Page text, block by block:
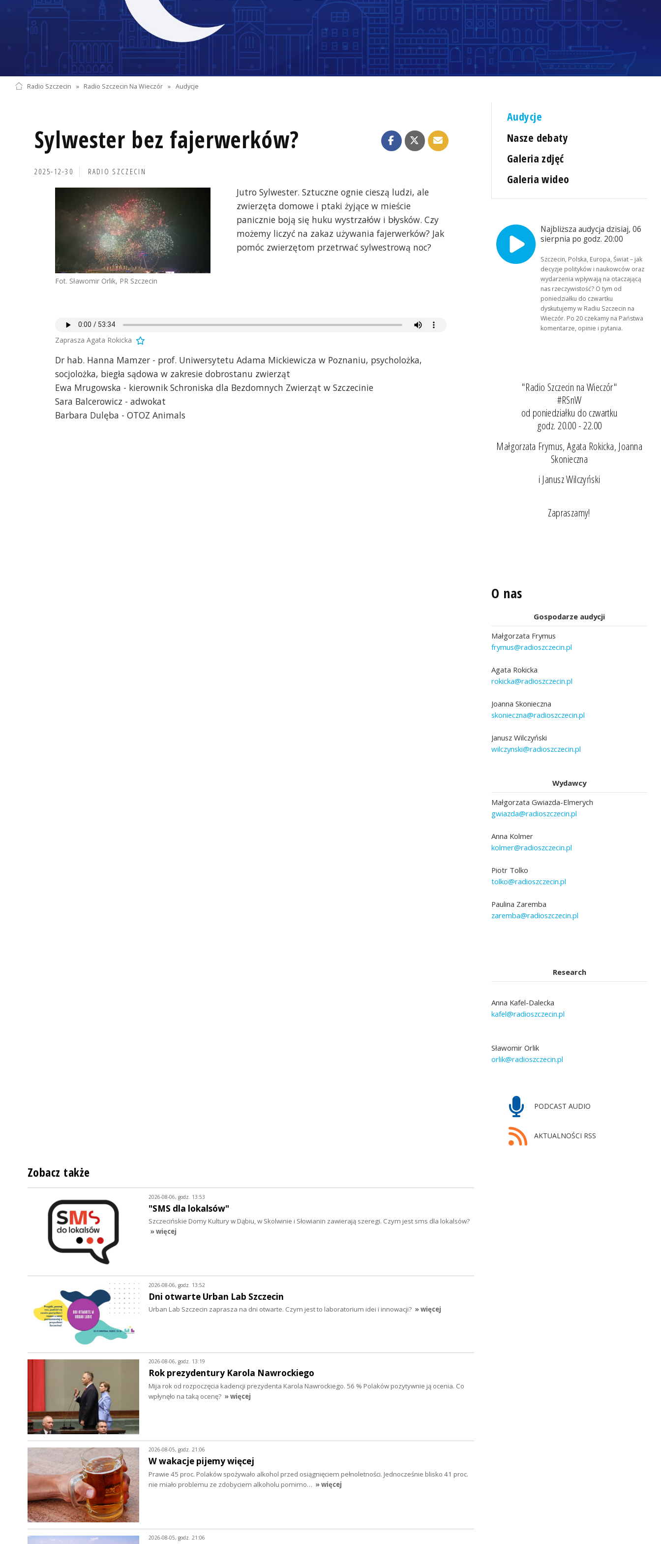
Radio Szczecin » Radio Szczecin Na Wieczór » Audycje
Sylwester bez fajerwerków?
2025-12-30 RADIO SZCZECIN
Fot. Sławomir Orlik, PR Szczecin
Jutro Sylwester. Sztuczne ognie cieszą ludzi, ale
zwierzęta domowe i ptaki żyjące w mieście
panicznie boją się huku wystrzałów i błysków. Czy
możemy liczyć na zakaz używania fajerwerków? Jak
pomóc zwierzętom przetrwać sylwestrową noc?
Zaprasza Agata Rokicka
Dr hab. Hanna Mamzer - prof. Uniwersytetu Adama Mickiewicza w Poznaniu, psycholożka,
socjolożka, biegła sądowa w zakresie dobrostanu zwierząt
Ewa Mrugowska - kierownik Schroniska dla Bezdomnych Zwierząt w Szczecinie
Sara Balcerowicz - adwokat
Barbara Dulęba - OTOZ Animals
Audycje
Nasze debaty
Galeria zdjęć
Galeria wideo
Najbliższa audycja dzisiaj, 06
sierpnia po godz. 20:00
Szczecin, Polska, Europa, Świat – jak
decyzje polityków i naukowców oraz
wydarzenia wpływają na otaczającą
nas rzeczywistość? O tym od
poniedziałku do czwartku
dyskutujemy w Radiu Szczecin na
Wieczór. Po 20 czekamy na Państwa
komentarze, opinie i pytania.
"Radio Szczecin na Wieczór"
#RSnW
od poniedziałku do czwartku
godz. 20.00 - 22.00
Małgorzata Frymus, Agata Rokicka, Joanna
Skonieczna
i Janusz Wilczyński
Zapraszamy!
O nas
Gospodarze audycji
Małgorzata Frymus
frymus@radioszczecin.pl
Agata Rokicka
rokicka@radioszczecin.pl
Joanna Skonieczna
skonieczna@radioszczecin.pl
Janusz Wilczyński
wilczynski@radioszczecin.pl
Wydawcy
Małgorzata Gwiazda-Elmerych
gwiazda@radioszczecin.pl
Anna Kolmer
kolmer@radioszczecin.pl
Piotr Tolko
tolko@radioszczecin.pl
Paulina Zaremba
zaremba@radioszczecin.pl
Research
Anna Kafel-Dalecka
kafel@radioszczecin.pl
Sławomir Orlik
orlik@radioszczecin.pl
PODCAST AUDIO
AKTUALNOŚCI RSS
Zobacz także
2026-08-06, godz. 13:53
"SMS dla lokalsów"
Szczecińskie Domy Kultury w Dąbiu, w Skolwinie i Słowianin zawierają szeregi. Czym jest sms dla lokalsów?
» więcej
2026-08-06, godz. 13:52
Dni otwarte Urban Lab Szczecin
Urban Lab Szczecin zaprasza na dni otwarte. Czym jest to laboratorium idei i innowacji? » więcej
2026-08-06, godz. 13:19
Rok prezydentury Karola Nawrockiego
Mija rok od rozpoczęcia kadencji prezydenta Karola Nawrockiego. 56 % Polaków pozytywnie ją ocenia. Co
wpłynęło na taką ocenę? » więcej
2026-08-05, godz. 21:06
W wakacje pijemy więcej
Prawie 45 proc. Polaków spożywało alkohol przed osiągnięciem pełnoletności. Jednocześnie blisko 41 proc.
nie miało problemu ze zdobyciem alkoholu pomimo… » więcej
2026-08-05, godz. 21:06